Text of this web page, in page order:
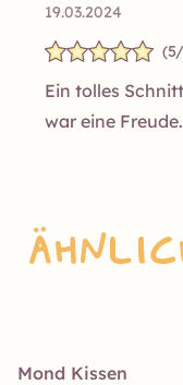
19.03.2024
Ein tolles
war eine
Mond Kissen